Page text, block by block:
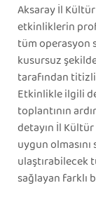
Aksaray İl
etkinliklerin
tüm operasyon
kusursuz
tarafından
Etkinlikle ilgili
toplantının
detayın İl
uygun
ulaştırabilecek
sağlayan farklı